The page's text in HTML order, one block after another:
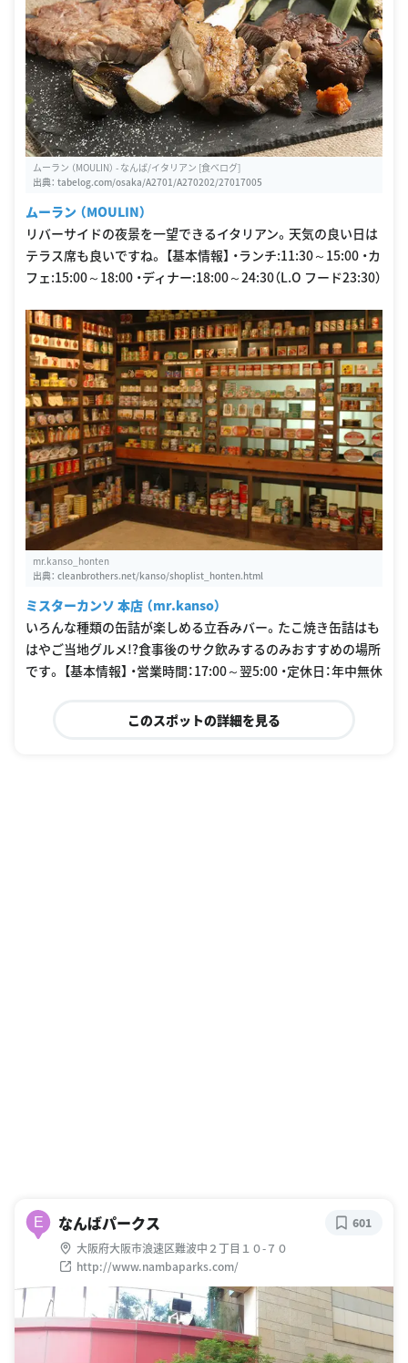
ムーラン （MOULIN） - なんば/イタリアン [食べログ]
出典： tabelog.com/osaka/A2701/A270202/27017005
ムーラン （MOULIN）
リバーサイドの夜景を一望できるイタリアン。天気の良い日は
テラス席も良いですね。 【基本情報】 ・ランチ:11:30～15:00 ・カ
フェ:15:00～18:00 ・ディナー:18:00～24:30（L.O フード23:30）
mr.kanso_honten
出典： cleanbrothers.net/kanso/shoplist_honten.html
ミスターカンソ 本店 （mr.kanso）
いろんな種類の缶詰が楽しめる立呑みバー。たこ焼き缶詰はも
はやご当地グルメ!?食事後のサク飲みするのみおすすめの場所
です。 【基本情報】 ・営業時間：17:00～翌5:00 ・定休日：年中無休
このスポットの詳細を見る
E なんばパークス
大阪府大阪市浪速区難波中２丁目１０-７０
http://www.nambaparks.com/
601